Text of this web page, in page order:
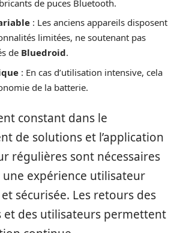
de puces Bluetooth.
: Les anciens appareils disposent
limitées, ne soutenant pas
de Bluedroid.
: En cas d’utilisation intensive, cela
de la batterie.
constant dans le
de solutions et l’application
régulières sont nécessaires
expérience utilisateur
sécurisée. Les retours des
et des utilisateurs permettent